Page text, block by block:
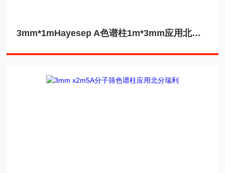
3mm*1mHayesep A色谱柱1m*3mm应用北分瑞利